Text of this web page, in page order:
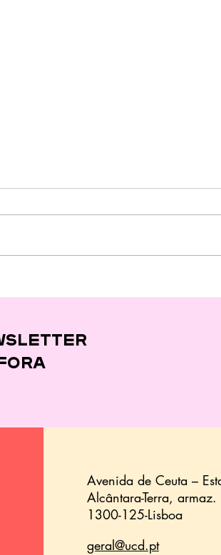
Avenida de Ceuta –
Alcântara-Terra, armaz.
1300-125-Lisboa
geral@ucd.pt